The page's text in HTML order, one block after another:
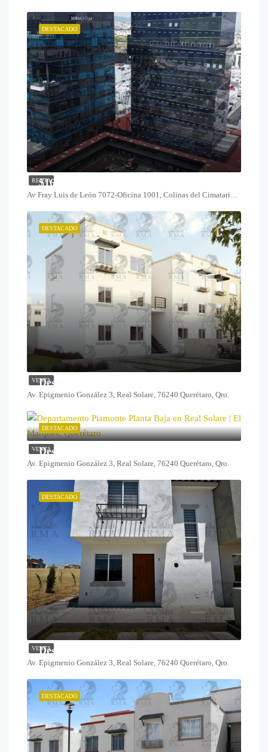
RENTA
DESTACADO
$16,800
Av Fray Luis de León 7072-Oficina 1001, Colinas del Cimatario, 76090 Santiago de Querétaro, Qro.
VENTA
DESTACADO
Desde $1,099,000
Av. Epigmenio González 3, Real Solare, 76240 Querétaro, Qro.
VENTA
DESTACADO
Desde $1,259,000
Av. Epigmenio González 3, Real Solare, 76240 Querétaro, Qro.
VENTA
DESTACADO
Desde $1,825,000
Av. Epigmenio González 3, Real Solare, 76240 Querétaro, Qro.
DESTACADO